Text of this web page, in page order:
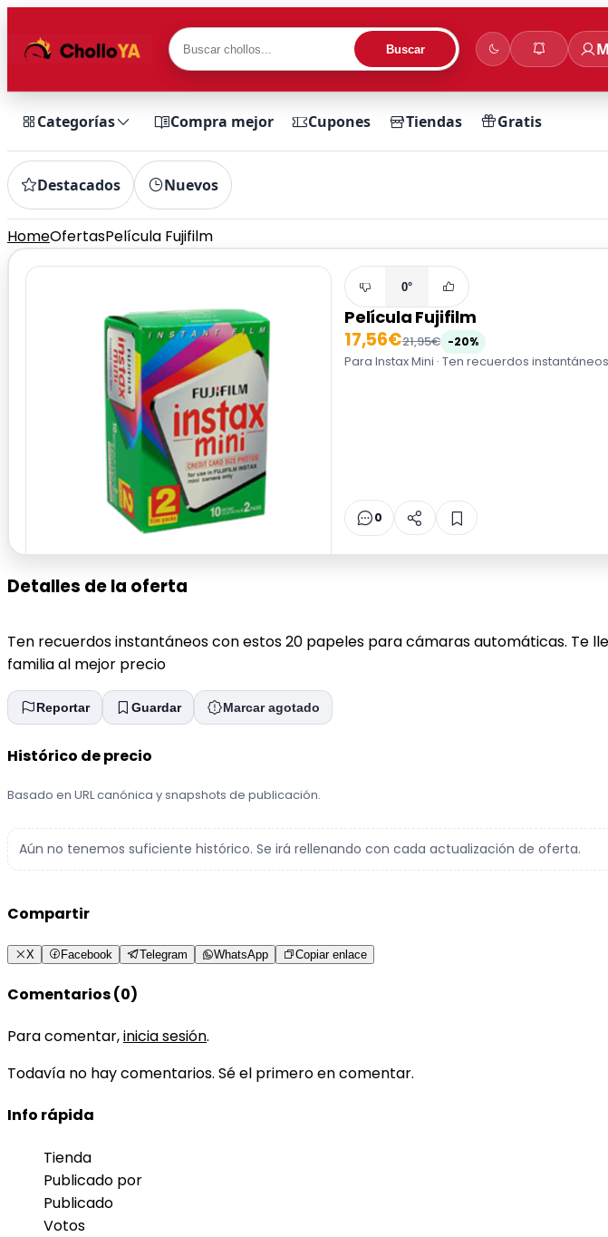
Buscar
Categorías Compra mejor Cupones Tiendas Gratis
Destacados Nuevos
HomeOfertasPelícula Fujifilm
0°
Película Fujifilm
17,56€21,95€ -20%
Para Instax Mini · Ten recuerdos
0
Detalles de la oferta
Ten recuerdos instantáneos con estos 20 papeles para cámaras automáticas. Te
familia al mejor precio
Reportar Guardar Marcar agotado
Histórico de precio
Basado en URL canónica y snapshots de publicación.
Aún no tenemos suficiente histórico. Se irá rellenando con cada actualización de oferta.
Compartir
X Facebook Telegram WhatsApp Copiar enlace
Comentarios (0)
Para comentar,inicia sesión.
Todavía no hay comentarios. Sé el primero en comentar.
Info rápida
Tienda
Publicado por
Publicado
Votos